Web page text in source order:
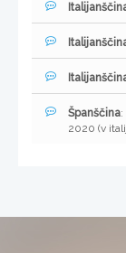
Španščina
2020 (v